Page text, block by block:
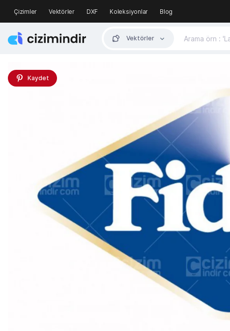
Çizimler Vektörler DXF Koleksiyonlar Blog
Vektörler
Kaydet